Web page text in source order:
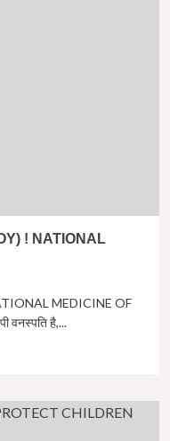
! NATIONAL
MEDICINE OF
वनस्पति है,...